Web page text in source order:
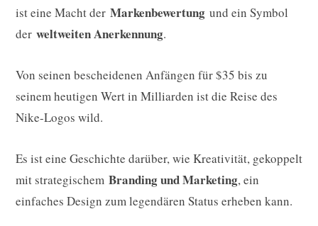
ist eine Macht der Markenbewertung und ein Symbol
der weltweiten Anerkennung.
Von seinen bescheidenen Anfängen für $35 bis zu
seinem heutigen Wert in Milliarden ist die Reise des
Nike-Logos wild.
Es ist eine Geschichte darüber, wie Kreativität, gekoppelt
mit strategischem Branding und Marketing, ein
einfaches Design zum legendären Status erheben kann.